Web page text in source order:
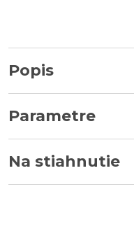
Popis
Parametre
Na stiahnutie